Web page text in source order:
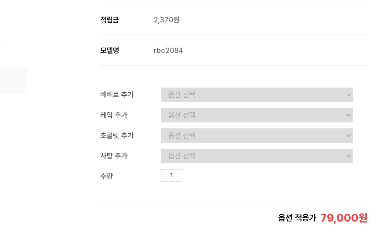
적립금 2,370원
모델명 rbc2084
빼빼로 추가
케익 추가
초콜렛 추가
사탕 추가
수량
옵션 적용가 79,000원